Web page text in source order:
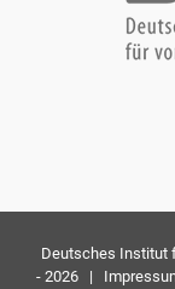
Deutsches Institut
- 2026 |